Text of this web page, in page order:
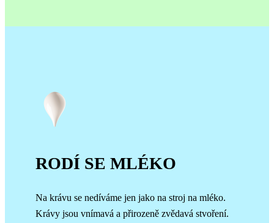
RODÍ SE MLÉKO
Na krávu se nedíváme jen jako na stroj na mléko.
Krávy jsou vnímavá a přirozeně zvědavá stvoření.